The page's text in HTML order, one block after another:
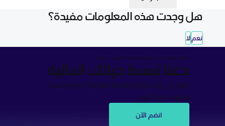
هل وجدت هذه المعلومات مفيدة؟
نعملا
معاملاتك المصرفية أسهل معنا
دعنا نبسط حياتك المالية
انضم إلى بنك الرياض لتجربة مصرفية آمنة وسلسة
ومريحة. ابدأ اليوم.
انضم الآن